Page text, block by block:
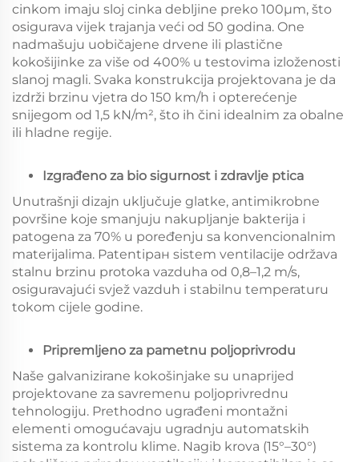
cinkom imaju sloj cinka debljine preko 100μm, što
osigurava vijek trajanja veći od 50 godina. One
nadmašuju uobičajene drvene ili plastične
kokošijinke za više od 400% u testovima izloženosti
slanoj magli. Svaka konstrukcija projektovana je da
izdrži brzinu vjetra do 150 km/h i opterećenje
snijegom od 1,5 kN/m², što ih čini idealnim za obalne
ili hladne regije.
Izgrađeno za bio sigurnost i zdravlje ptica
Unutrašnji dizajn uključuje glatke, antimikrobne
površine koje smanjuju nakupljanje bakterija i
patogena za 70% u poređenju sa konvencionalnim
materijalima. Patentiран sistem ventilacije održava
stalnu brzinu protoka vazduha od 0,8–1,2 m/s,
osiguravajući svjež vazduh i stabilnu temperaturu
tokom cijele godine.
Pripremljeno za pametnu poljoprivrodu
Naše galvanizirane kokošinjake su unaprijed
projektovane za savremenu poljoprivrednu
tehnologiju. Prethodno ugrađeni montažni
elementi omogućavaju ugradnju automatskih
sistema za kontrolu klime. Nagib krova (15°–30°)